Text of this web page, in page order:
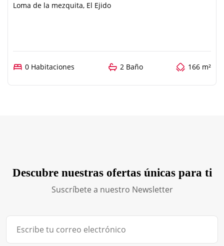
Loma de la mezquita, El Ejido
0 Habitaciones 2 Baño 166 m²
Descubre nuestras ofertas únicas para ti
Suscríbete a nuestro Newsletter